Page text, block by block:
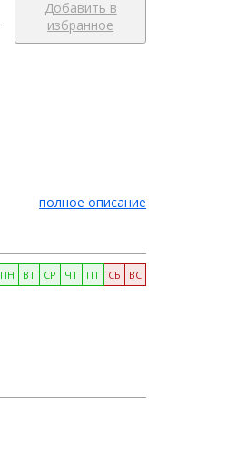
Добавить в
избранное
измерительных
полное описание
ПН ВТ СР ЧТ ПТ СБ ВС